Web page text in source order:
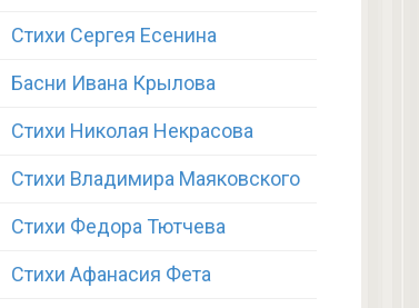
Стихи Сергея Есенина
Басни Ивана Крылова
Стихи Николая Некрасова
Стихи Владимира Маяковского
Стихи Федора Тютчева
Стихи Афанасия Фета